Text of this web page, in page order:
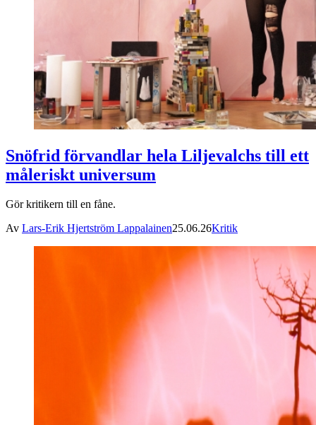
Snöfrid förvandlar hela Liljevalchs till ett
måleriskt universum
Gör kritikern till en fåne.
Av Lars-Erik Hjertström Lappalainen25.06.26Kritik